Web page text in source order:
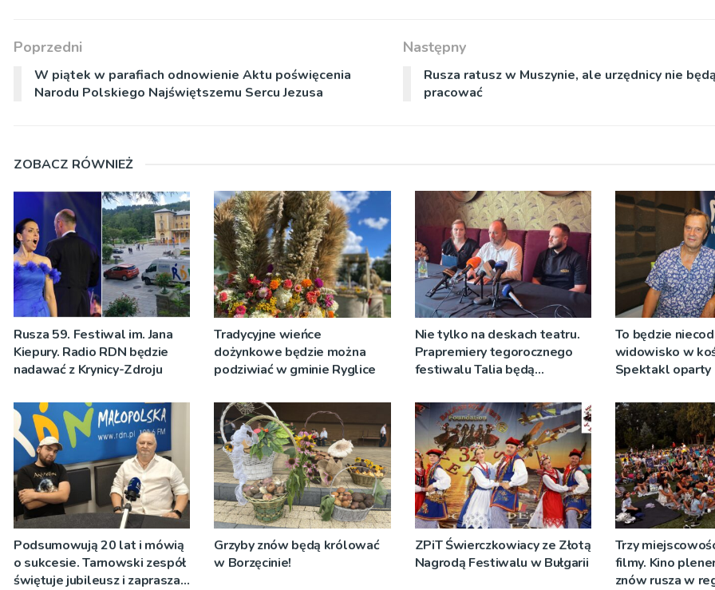
Poprzedni
W piątek w parafiach odnowienie Aktu poświęcenia
Narodu Polskiego Najświętszemu Sercu Jezusa
Następny
Rusza ratusz w Muszynie, ale urzędnicy nie
pracować
ZOBACZ RÓWNIEŻ
Rusza 59. Festiwal im. Jana
Kiepury. Radio RDN będzie
nadawać z Krynicy-Zdroju
Tradycyjne wieńce
dożynkowe będzie można
podziwiać w gminie Ryglice
Nie tylko na deskach teatru.
Prapremiery tegorocznego
festiwalu Talia będą
niecodziennych
okolicznościach
To będzie
widowisko w
Spektakl oparty
Podsumowują 20 lat i mówią
o sukcesie. Tarnowski zespół
świętuje jubileusz i zaprasza
Grzyby znów będą królować
w Borzęcinie!
ZPiT Świerczkowiacy ze Złotą
Nagrodą Festiwalu w Bułgarii
Trzy
filmy. Kino
znów rusza w